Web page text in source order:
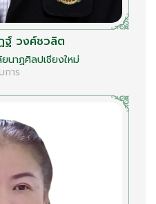
วงศ์ชวลิต
นาฏศิลปเชียงใหม่
การ